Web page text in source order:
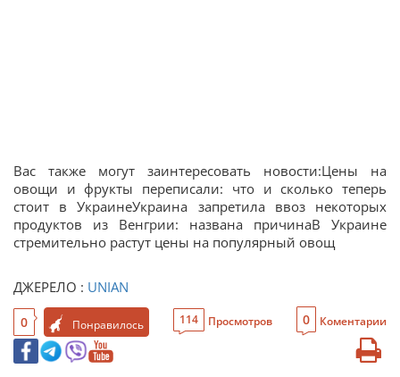
Вас также могут заинтересовать новости:Цены на
овощи и фрукты переписали: что и сколько теперь
стоит в УкраинеУкраина запретила ввоз некоторых
продуктов из Венгрии: названа причинаВ Украине
стремительно растут цены на популярный овощ
ДЖЕРЕЛО : UNIAN
0 Понравилось 114 Просмотров 0 Коментарии